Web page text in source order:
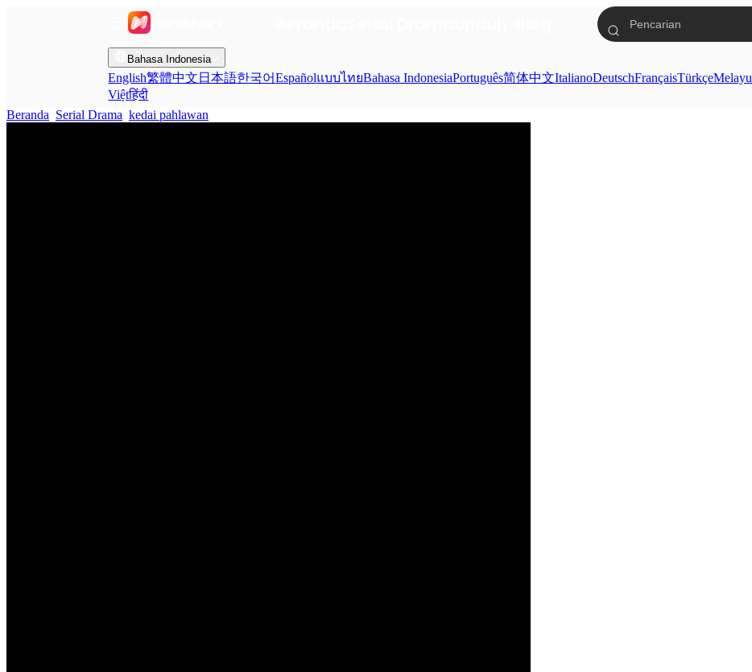
Bahasa Indonesia
English繁體中文 日本語한국어EspañolแบบไทยBahasa IndonesiaPortuguês简体中文ItalianoDeutschFrançaisTürkçeMelayu
Việtहिंदी
Beranda Serial Drama kedai pahlawan